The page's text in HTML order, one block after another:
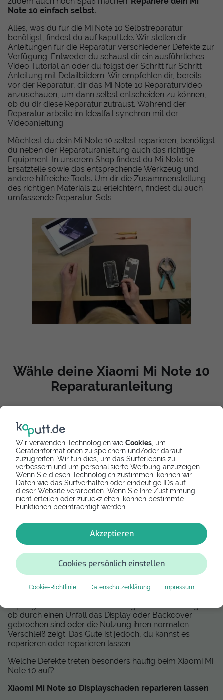
Wir verwenden Technologien wie Cookies , um
Geräteinformationen zu speichern und/oder darauf
zuzugreifen. Wir tun dies, um das Surferlebnis zu
verbessern und um personalisierte Werbung anzuzeigen.
Wenn Sie diesen Technologien zustimmen, können wir
Daten wie das Surfverhalten oder eindeutige IDs auf
dieser Website verarbeiten. Wenn Sie Ihre Zustimmung
nicht erteilen oder zurückziehen, können bestimmte
Funktionen beeinträchtigt werden.
Akzeptieren
Cookies persönlich einstellen
Cookie-Richtlinie Datenschutzerklärung Impressum
Note 10 einfach selbst.
Alles, was du für die Mi Note 10 Selbstreparatur
benötigst, findest du auf kaputt.de. Wir stellen dir
Anleitungen für die Reparatur verschiedener Defekte zur
Verfügung. Entweder du schaust dir ein ausführliches
Video Tutorial an oder du folgst der Schritt für Schritt
Anleitung mit Detailbildern. Wir empfehlen dir, bereits
vor der Reparatur, dir das Mi Note 10 Reparaturvideo
anzuschauen, um dann selbst entscheiden zu können,
ob du dir diese Reparatur zutraust. Während der
Reparatur arbeite im Idealfall synchron mit der
Videoanleitung.
Möchtest du dein Mi Note 10 selbst reparieren, benötigst
du neben der Reparaturanleitung auch das richtige
Equipment. In unserem Shop findest du Mi Note 10
Ersatzteile sowie das entsprechende Werkzeug und
andere hilfreiche Tools. Um dir die Zusammenstellung
des richtigen Materials zu erleichtern, findest du auch
umfassende Reparatur-Sets.
Wähle deine Xiaomi Mi Note 10
Reparaturanleitung
Xiaomi
Akku
Mi Note 10
Backcover
Mi Note 10
Häufige Defekte beim Xiaomi Mi Note 10
Weißt du wie oft du dein Smartphone täglich nutzt? In
fotografierst und wieder in die Tasche steckst? Sind wir
mal ehrlich, genau mitzählen machen wir alle nicht und
daran erkennt man, was unsere Handys im täglichen
Gebrauch alles aushalten müssen. Da ist es nicht
ob durch einen Unfall das Display oder Backcover
gebrochen sind oder die Nutzung ihren normalen
Verschleiß zeigt. Das Gute ist jedoch, du kannst es
reparieren oder reparieren lassen.
Welche Defekte treten besonders häufig beim Xiaomi Mi
Note 10 auf?
Xiaomi Mi Note 10 Displayschaden reparieren lassen